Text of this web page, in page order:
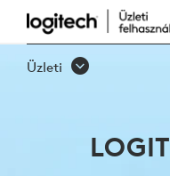
LOGITECH
TAP
Üzleti